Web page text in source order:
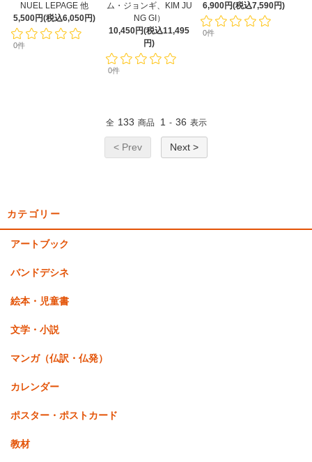
NUEL LEPAGE 他
5,500円(税込6,050円)
0件
ム・ジョンギ、KIM JU
NG GI）
10,450円(税込11,495
円)
0件
6,900円(税込7,590円)
0件
全 133 商品 1 - 36 表示
< Prev Next >
カテゴリー
アートブック
バンドデシネ
絵本・児童書
文学・小説
マンガ（仏訳・仏発）
カレンダー
ポスター・ポストカード
教材